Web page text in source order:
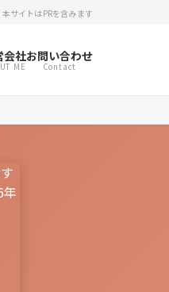
本サイトはPRを含みます
会社
ME
お問い合わせ
Contact